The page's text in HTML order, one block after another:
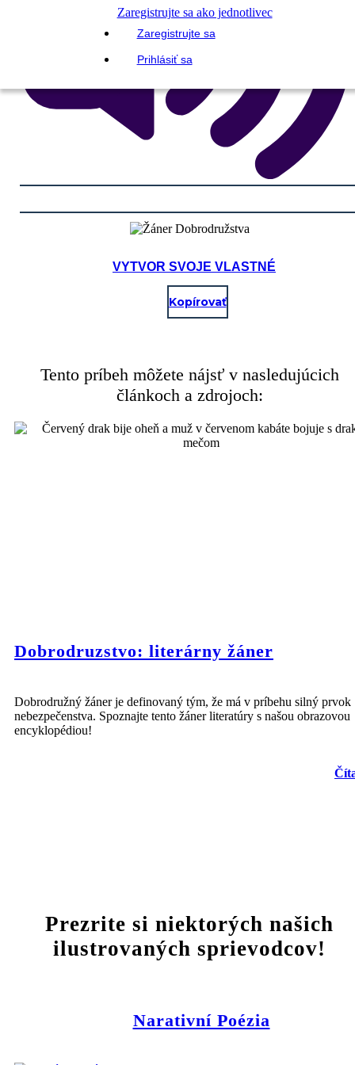
Zaregistrujte sa ako jednotlivec
Zaregistrujte sa
Prihlásiť sa
VYTVOR SVOJE VLASTNÉ
Kopírovať
Tento príbeh môžete nájsť v nasledujúcich
článkoch a zdrojoch:
Dobrodruzstvo: literárny žáner
Dobrodružný žáner je definovaný tým, že má v príbehu silný prvok
nebezpečenstva. Spoznajte tento žáner literatúry s našou obrazovou
encyklopédiou!
Prezrite si niektorých našich
ilustrovaných sprievodcov!
Narativní Poézia